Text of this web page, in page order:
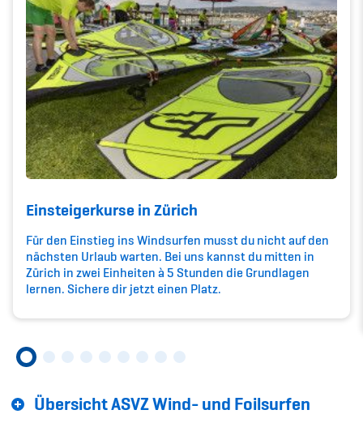
Krankenversicherung
Schwangerschaft & Sport
Spitzensport & Studium
Offene Stellen
Mitgliedervereine
Netzwerk
Einsteigerkurse in Zürich
Für den Einstieg ins Windsurfen musst du nicht auf den
nächsten Urlaub warten. Bei uns kannst du mitten in
Zürich in zwei Einheiten à 5 Stunden die Grundlagen
lernen. Sichere dir jetzt einen Platz.
Übersicht ASVZ Wind- und Foilsurfen